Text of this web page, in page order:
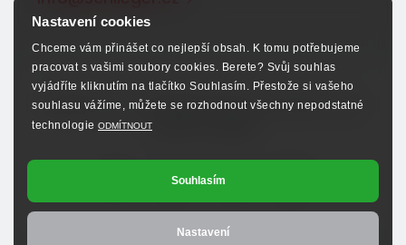
Nastavení cookies
Chceme vám přinášet co nejlepší obsah. K tomu potřebujeme
pracovat s vašimi soubory cookies. Berete? Svůj souhlas
vyjádříte kliknutím na tlačítko Souhlasím. Přestože si vašeho
souhlasu vážíme, můžete se rozhodnout všechny nepodstatné
technologie ODMÍTNOUT
Souhlasím
Nastavení
Sledujte nás na sociálních sítích a nenechte si ujít
výhodné nabídky.